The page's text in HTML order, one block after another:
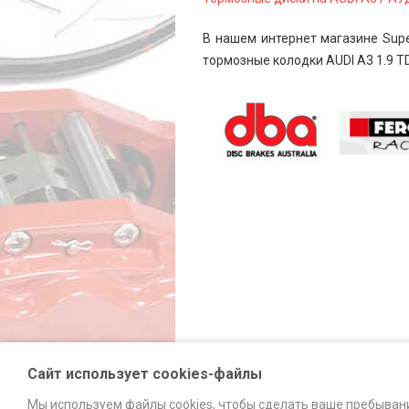
В нашем интернет магазине
тормозные колодки AUDI A3 1.9
Сайт использует cookies-файлы
Мы используем файлы cookies, чтобы сделать ваше